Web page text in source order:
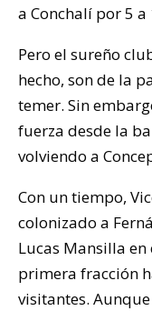
a Conchalí por 5 a
Pero el sureño
hecho, son de la
temer. Sin
fuerza desde la
volviendo a
Con un tiempo,
colonizado a
Lucas Mansilla
primera fracción
visitantes. Aunque